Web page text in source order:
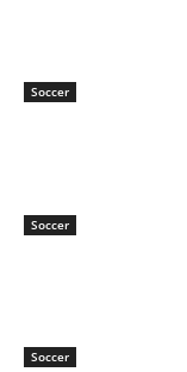
Soccer
Soccer
Soccer